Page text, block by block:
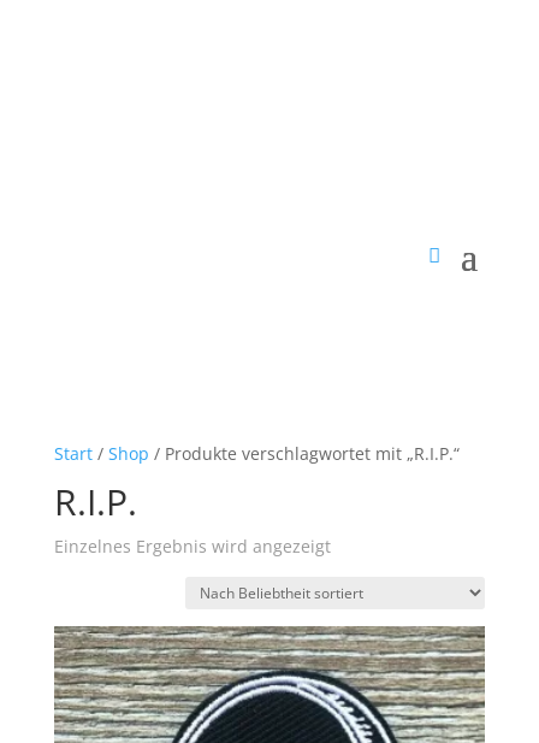
Start/ Shop / Produkte verschlagwortet mit „R.I.P.“
R.I.P.
Einzelnes Ergebnis wird angezeigt